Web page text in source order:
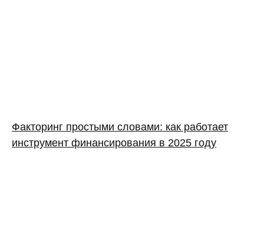
Факторинг простыми словами: как работает
инструмент финансирования в 2025 году